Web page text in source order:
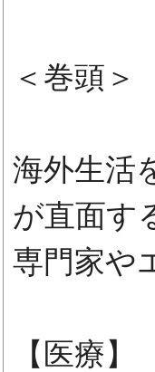
＜巻頭
海外生活
が直面す
専門家や
【医療】